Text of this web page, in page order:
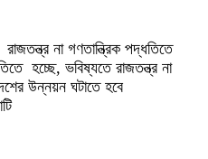
রাজতন্ত্র না গণতান্ত্রিক পদ্ধতিতে
হচ্ছে, ভবিষ্যতে রাজতন্ত্র না
উন্নয়ন ঘটাতে হবে